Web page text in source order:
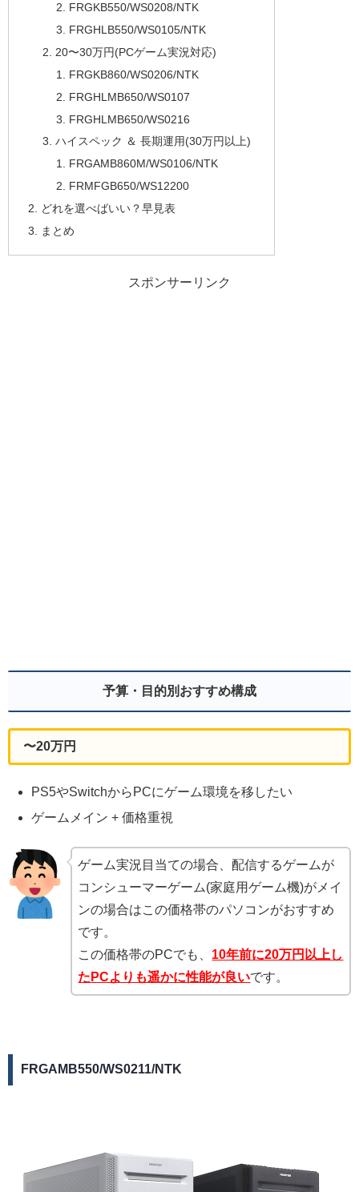
FRGKB550/WS0208/NTK
FRGHLB550/WS0105/NTK
20〜30万円(PCゲーム実況対応)
FRGKB860/WS0206/NTK
FRGHLMB650/WS0107
FRGHLMB650/WS0216
ハイスペック ＆ 長期運用(30万円以上)
FRGAMB860M/WS0106/NTK
FRMFGB650/WS12200
どれを選べばいい？早見表
まとめ
スポンサーリンク
予算・目的別おすすめ構成
〜20万円
PS5やSwitchからPCにゲーム環境を移したい
ゲームメイン + 価格重視
ゲーム実況目当ての場合、配信するゲームが
コンシューマーゲーム(家庭用ゲーム機)がメイ
ンの場合はこの価格帯のパソコンがおすすめ
です。
この価格帯のPCでも、 10年前に20万円以上し
たPCよりも遥かに性能が良いです。
FRGAMB550/WS0211/NTK